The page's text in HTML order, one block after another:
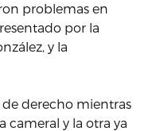
problemas en
por la
y la
de derecho mientras
cameral y la otra ya